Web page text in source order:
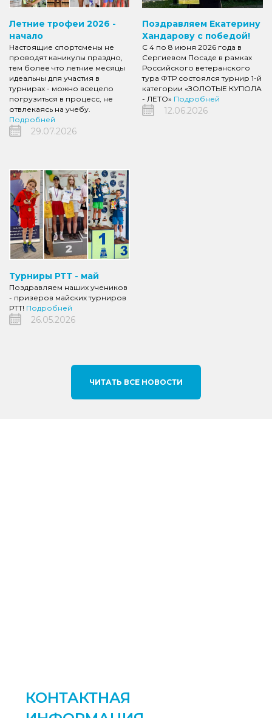
Летние трофеи 2026 -
начало
Настоящие спортсмены не
проводят каникулы праздно,
тем более что летние месяцы
идеальны для участия в
турнирах - можно всецело
погрузиться в процесс, не
отвлекаясь на учебу.
Подробней
29.07.2026
Поздравляем Екатерину
Хандарову с победой!
С 4 по 8 июня 2026 года в
Сергиевом Посаде в рамках
Российского ветеранского
тура ФТР состоялся турнир 1-й
категории «ЗОЛОТЫЕ КУПОЛА
- ЛЕТО» Подробней
12.06.2026
Турниры РТТ - май
Поздравляем наших учеников
- призеров майских турниров
РТТ! Подробней
26.05.2026
ЧИТАТЬ ВСЕ НОВОСТИ
КОНТАКТНАЯ